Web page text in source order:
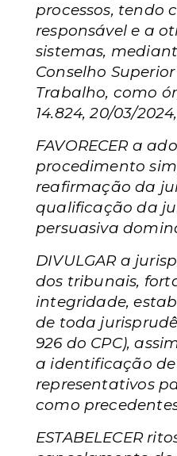
processos, tendo
responsável e a
sistemas,
Conselho
Trabalho, como
14.824, 20/03/2024,
FAVORECER a
procedimento
reafirmação da
qualificação da
persuasiva
DIVULGAR a
dos tribunais,
integridade,
de toda
926 do CPC),
a identificação de
representativos
como
ESTABELECER